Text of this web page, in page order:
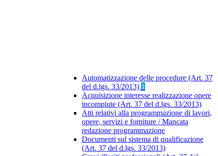
Automatizzazione delle procedure (Art. 37
del d.lgs. 33/2013) 1
Acquisizione interesse realizzazione opere
incompiute (Art. 37 del d.lgs. 33/2013)
Atti relativi alla programmazione di lavori,
opere, servizi e forniture / Mancata
redazione programmazione
Documenti sul sistema di qualificazione
(Art. 37 del d.lgs. 33/2013)